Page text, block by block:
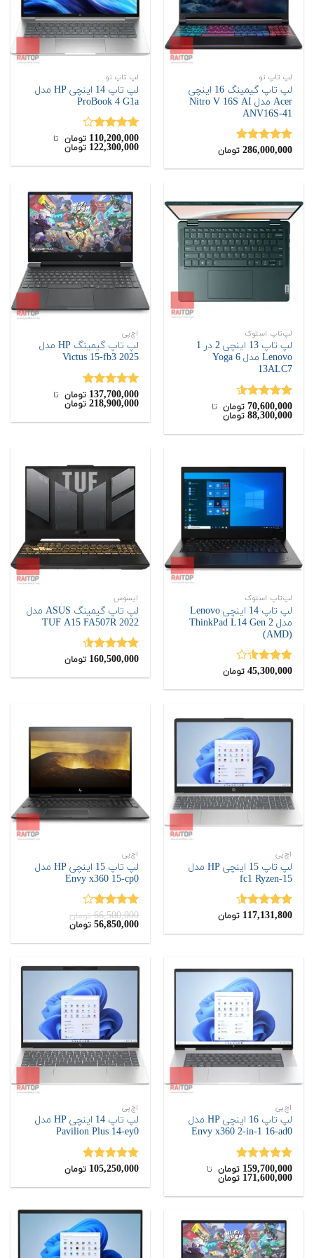
لپ تاپ نو
لپ تاپ گیمینگ 16 اینچی
Acer مدل Nitro V 16S AI
ANV16S-41
نمره5.00
286,000,000 تومان
لپ تاپ نو
لپ تاپ 14 اینچی HP مدل
ProBook 4 G1a
نمره
4.00از 5
110,200,000 تومان ‌ تا ‌
122,300,000 تومان
لپ‌تاپ استوک
لپ تاپ 13 اینچی 2 در 1
Lenovo مدل Yoga 6
13ALC7
نمره4.50
از 5
70,600,000 تومان ‌ تا ‌
88,300,000 تومان
اچ‌پی
لپ تاپ گیمینگ HP مدل
Victus 15-fb3 2025
نمره5.00
از 5
137,700,000 تومان ‌ تا ‌
218,900,000 تومان
لپ‌تاپ استوک
لپ تاپ 14 اینچی Lenovo
مدل ThinkPad L14 Gen 2
(AMD)
نمره
5
45,300,000 تومان
ایسوس
لپ تاپ گیمینگ ASUS مدل
TUF A15 FA507R 2022
نمره4.50
160,500,000 تومان
اچ‌پی
لپ تاپ 15 اینچی HP مدل
15-fc1 Ryzen
نمره4.50
117,131,800 تومان
اچ‌پی
لپ تاپ 15 اینچی HP مدل
Envy x360 15-cp0
نمره
4.00از 5
66,500,000 تومان
قیمت
اصلی:
66,500,000
56,850,000 تومانقیمت
56,850,000
اچ‌پی
لپ تاپ 16 اینچی HP مدل
Envy x360 2-in-1 16-ad0
نمره5.00
از 5
159,700,000 تومان ‌ تا ‌
171,600,000 تومان
اچ‌پی
لپ تاپ 14 اینچی HP مدل
Pavilion Plus 14-ey0
نمره5.00
105,250,000 تومان